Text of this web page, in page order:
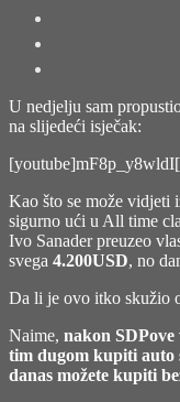
U nedjelju sam
na slijedeći isječak:
Kao što se može vidjeti
sigurno ući u All time
Ivo Sanader preuzeo
svega 4.200USD, no
Da li je ovo itko skužio
Naime, nakon
tim dugom kupiti auto
danas možete kupiti